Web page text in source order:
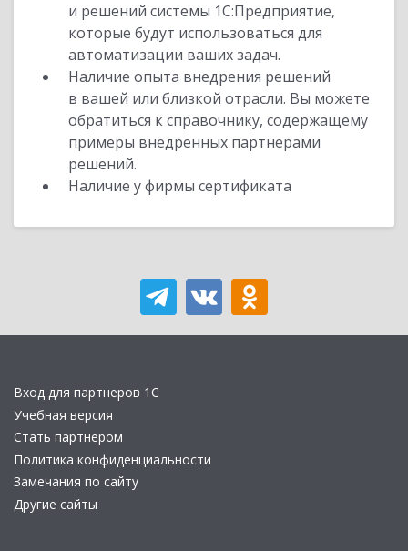
и решений системы 1С:Предприятие,
которые будут использоваться для
автоматизации ваших задач.
Наличие опыта внедрения решений
в вашей или близкой отрасли. Вы можете
обратиться к справочнику, содержащему
примеры внедренных партнерами
решений.
Наличие у фирмы сертификата
Вход для партнеров 1С
Учебная версия
Стать партнером
Политика конфиденциальности
Замечания по сайту
Другие сайты